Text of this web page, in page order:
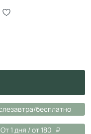
бесплатно
От 1 дня / от 180